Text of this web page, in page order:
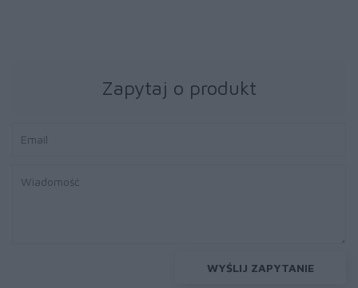
Zapytaj o produkt
WYŚLIJ ZAPYTANIE